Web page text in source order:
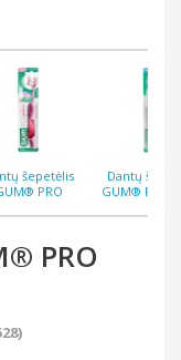
šepetėlis
PRO
510
Dantų
GUM® PRO
PRO